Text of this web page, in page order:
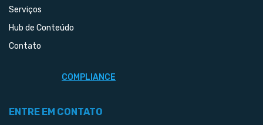
Serviços
Hub de Conteúdo
Contato
COMPLIANCE
ENTRE EM CONTATO